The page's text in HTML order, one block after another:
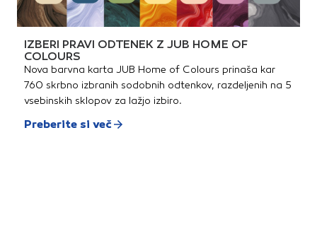
IZBERI PRAVI ODTENEK Z JUB HOME OF
COLOURS
Nova barvna karta JUB Home of Colours prinaša kar
760 skrbno izbranih sodobnih odtenkov, razdeljenih na 5
vsebinskih sklopov za lažjo izbiro.
Preberite si več